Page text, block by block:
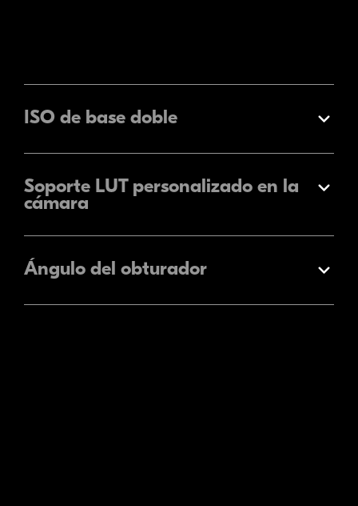
Expandir
ISO de base doble
Expandir
Soporte LUT personalizado en la
cámara
Expandir
Ángulo del obturador